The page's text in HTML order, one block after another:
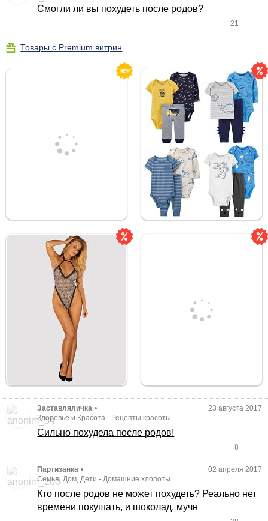
Смогли ли вы похудеть после родов?
21
Товары с Premium витрин
Заставляличка •
23 августа 2017
Здоровье и Красота- Рецепты красоты
Сильно похудела после родов!
8
Партизанка •
02 апреля 2017
Семья, Дом, Дети -Домашние хлопоты
Кто после родов не может похудеть? Реально нет
времени покушать, и шоколад, мучн